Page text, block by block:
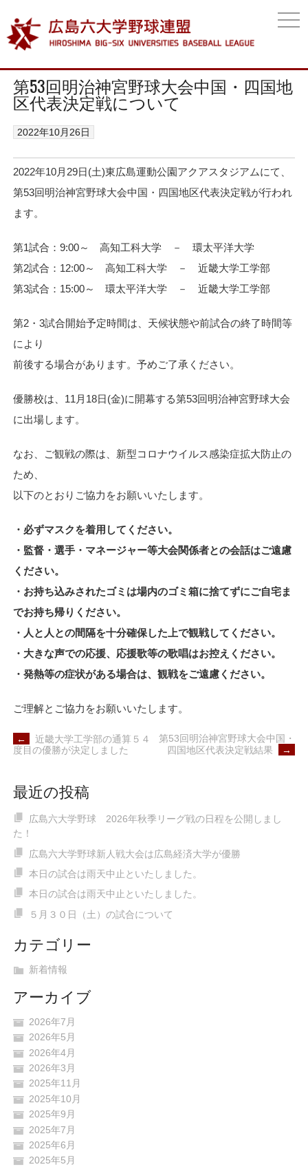
第53回明治神宮野球大会中国・四国地
区代表決定戦について
2022年10月26日
2022年10月29日(土)東広島運動公園アクアスタジアムにて、
第53回明治神宮野球大会中国・四国地区代表決定戦が行われ
ます。
第1試合：9:00～ 高知工科大学 － 環太平洋大学
第2試合：12:00～ 高知工科大学 － 近畿大学工学部
第3試合：15:00～ 環太平洋大学 － 近畿大学工学部
第2・3試合開始予定時間は、天候状態や前試合の終了時間等
により
前後する場合があります。予めご了承ください。
優勝校は、11月18日(金)に開幕する第53回明治神宮野球大会
に出場します。
なお、ご観戦の際は、新型コロナウイルス感染症拡大防止の
ため、
以下のとおりご協力をお願いいたします。
・必ずマスクを着用してください。
・監督・選手・マネージャー等大会関係者との会話はご遠慮
ください。
・お持ち込みされたゴミは場内のゴミ箱に捨てずにご自宅ま
でお持ち帰りください。
・人と人との間隔を十分確保した上で観戦してください。
・大きな声での応援、応援歌等の歌唱はお控えください。
・発熱等の症状がある場合は、観戦をご遠慮ください。
ご理解とご協力をお願いいたします。
POST
NAVIGATION
←
近畿大学工学部の通算５４
度目の優勝が決定しました
第53回明治神宮野球大会中国・
四国地区代表決定戦結果
→
最近の投稿
広島六大学野球 2026年秋季リーグ戦の日程を公開しまし
た！
広島六大学野球新人戦大会は広島経済大学が優勝
本日の試合は雨天中止といたしました。
本日の試合は雨天中止といたしました。
５月３０日（土）の試合について
カテゴリー
新着情報
アーカイブ
2026年7月
2026年5月
2026年4月
2026年3月
2025年11月
2025年10月
2025年9月
2025年7月
2025年6月
2025年5月